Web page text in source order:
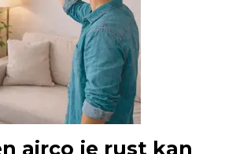
airco je rust kan